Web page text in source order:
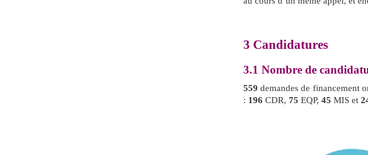
3 Candidatures
3.1 Nombre de
559 demandes de financement
: 196 CDR, 75 EQP, 45 MIS et